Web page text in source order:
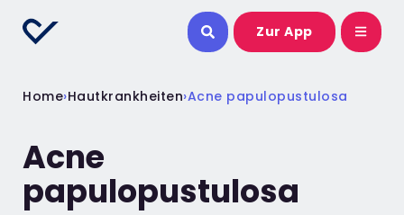
Zur App
Home›Hautkrankheiten›Acne papulopustulosa
Acne
papulopustulosa